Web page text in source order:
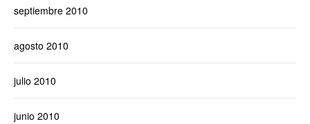
septiembre 2010
agosto 2010
julio 2010
junio 2010